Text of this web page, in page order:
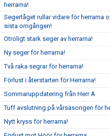
herrarna!
Segertåget rullar vidare för herrarna
sista omgången!
Otroligt stark seger av herrarna!
Ny seger för herrarna!
Två raka segrar för herrarna!
Förlust i återstarten för Herrarna!
Sommaruppdatering från Herr A
Tuff avslutning på vårsäsongen för
Nytt kryss för herrarna!